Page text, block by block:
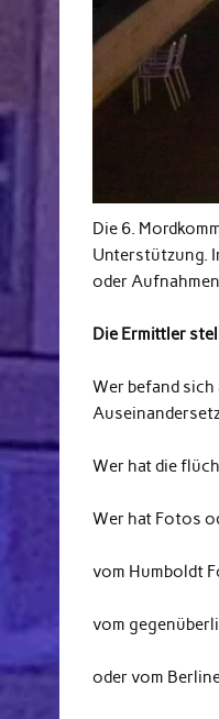
Die 6.
Unterstützung.
oder
Die Ermittler
Wer befand sich
Wer hat die
Wer hat Fotos
vom Humboldt
vom
oder vom